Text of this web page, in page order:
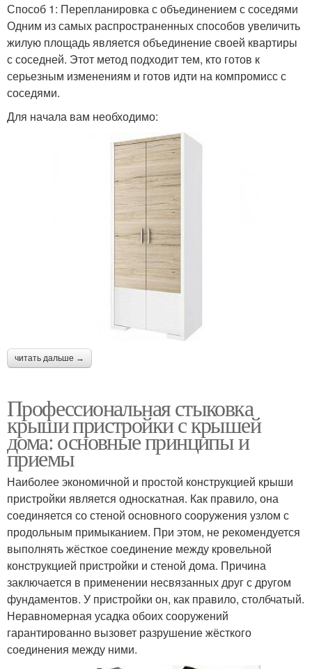
Способ 1: Перепланировка с объединением с соседями
Одним из самых распространенных способов увеличить
жилую площадь является объединение своей квартиры
с соседней. Этот метод подходит тем, кто готов к
серьезным изменениям и готов идти на компромисс с
соседями.
Для начала вам необходимо:
читать дальше →
Профессиональная стыковка
крыши пристройки с крышей
дома: основные принципы и
приемы
Наиболее экономичной и простой конструкцией крыши
пристройки является односкатная. Как правило, она
соединяется со стеной основного сооружения узлом с
продольным примыканием. При этом, не рекомендуется
выполнять жёсткое соединение между кровельной
конструкцией пристройки и стеной дома. Причина
заключается в применении несвязанных друг с другом
фундаментов. У пристройки он, как правило, столбчатый.
Неравномерная усадка обоих сооружений
гарантированно вызовет разрушение жёсткого
соединения между ними.